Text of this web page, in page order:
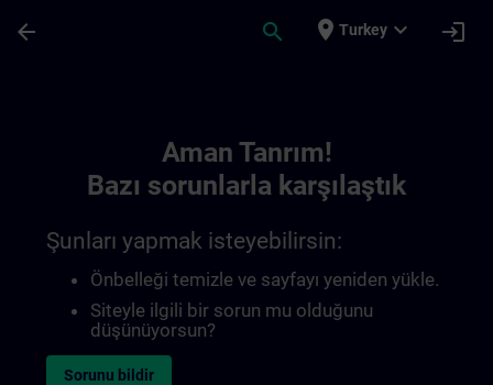
arrow_back search place Turkey expand_more login
Aman Tanrım!
Bazı sorunlarla karşılaştık
Şunları yapmak isteyebilirsin:
Önbelleği temizle ve sayfayı yeniden yükle.
Siteyle ilgili bir sorun mu olduğunu
düşünüyorsun?
Sorunu bildir